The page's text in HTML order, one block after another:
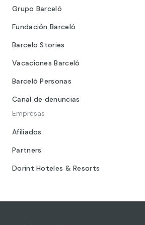
Grupo Barceló
Fundación Barceló
Barcelo Stories
Vacaciones Barceló
Barceló Personas
Canal de denuncias
Empresas
Afiliados
Partners
Dorint Hoteles & Resorts